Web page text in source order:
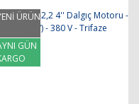
ÜRÜN
GÜN